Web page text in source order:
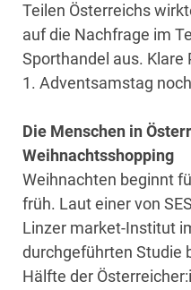
Teilen Österreichs
auf die Nachfrage im
Sporthandel aus.
1. Adventsamstag
Die Menschen in
Weihnachtsshopping
Weihnachten beginnt
früh. Laut einer von
Linzer market-Institut
durchgeführten Studie
Hälfte der